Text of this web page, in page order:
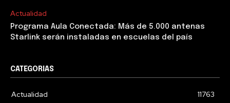
Actualidad
Programa Aula Conectada: Más de 5.000 antenas
Starlink serán instaladas en escuelas del país
CATEGORIAS
Actualidad
11763